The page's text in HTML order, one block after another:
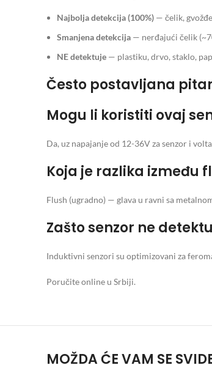
Najbolja detekcija (100%) — čelik,
Smanjena detekcija — nerđajući čelik
NE detektuje — plastiku, drvo, staklo,
Često postavljana
Mogu li koristiti ovaj
Da, uz napajanje od 12-36V za senzor i
Koja je razlika između
Flush (ugradno) — glava u ravni sa
Zašto senzor ne
Induktivni senzori su optimizovani za
Poručite online u Srbiji.
MOŽDA ĆE VAM SE